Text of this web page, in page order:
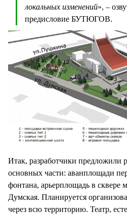
локальных изменений», –
предисловие БУТЮГОВ.
Итак, разработчики предложили
основных части: аванплощади
фонтана, арьерплощадь в сквере
Думская. Планируется
через всю территорию. Театр,